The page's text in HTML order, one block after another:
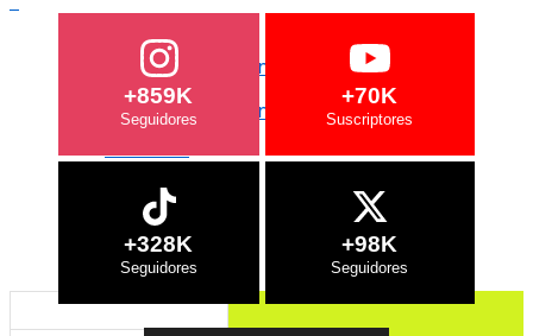
Agricultura regenerativa
Océanos
Bosques
Agricultura regenerativa
Océanos
Bosques
+859K +70K
+328K +98K